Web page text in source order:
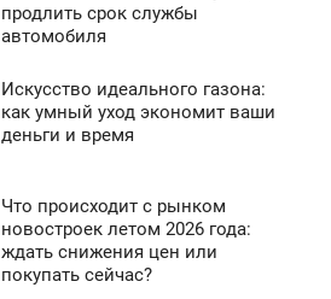
продлить срок службы
автомобиля
Искусство идеального газона:
как умный уход экономит ваши
деньги и время
Что происходит с рынком
новостроек летом 2026 года:
ждать снижения цен или
покупать сейчас?